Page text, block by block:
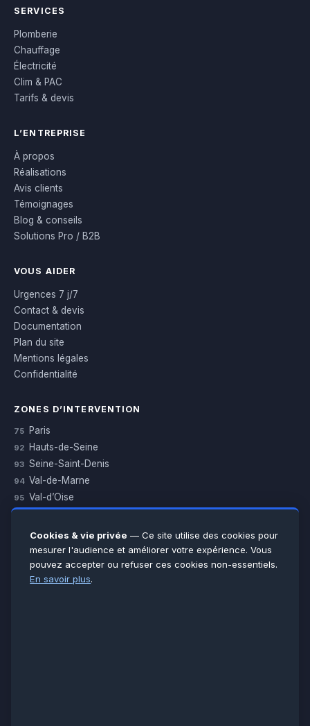
SERVICES
Plomberie
Chauffage
Électricité
Clim & PAC
Tarifs & devis
L’ENTREPRISE
À propos
Réalisations
Avis clients
Témoignages
Blog & conseils
Solutions Pro / B2B
VOUS AIDER
Urgences 7 j/7
Contact & devis
Documentation
Plan du site
Mentions légales
Confidentialité
ZONES D’INTERVENTION
75 Paris
92 Hauts-de-Seine
93 Seine-Saint-Denis
94 Val-de-Marne
95 Val-d’Oise
Essonne
Seine-et-Marne
Voir toutes les villes →
Cookies & vie privée — Ce site utilise des cookies pour
mesurer l'audience et améliorer votre expérience. Vous
pouvez accepter ou refuser ces cookies non-essentiels.
En savoir plus.